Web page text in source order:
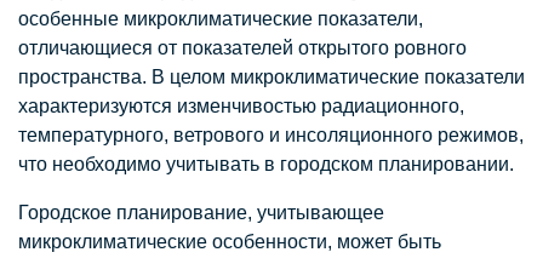
особенные микроклиматические показатели,
отличающиеся от показателей открытого ровного
пространства. В целом микроклиматические показатели
характеризуются изменчивостью радиационного,
температурного, ветрового и инсоляционного режимов,
что необходимо учитывать в городском планировании.
Городское планирование, учитывающее
микроклиматические особенности, может быть